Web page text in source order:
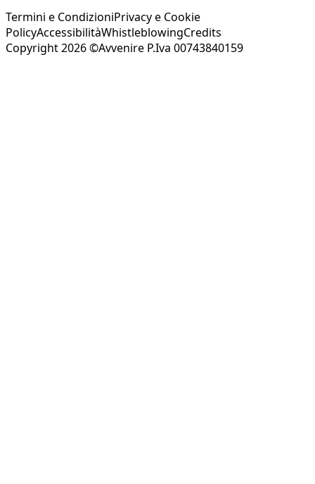
Termini e CondizioniPrivacy e Cookie
PolicyAccessibilitàWhistleblowingCredits
Copyright 2026 ©Avvenire P.Iva 00743840159